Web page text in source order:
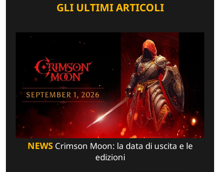
GLI ULTIMI ARTICOLI
NEWSCrimson Moon: la data di uscita e le
edizioni